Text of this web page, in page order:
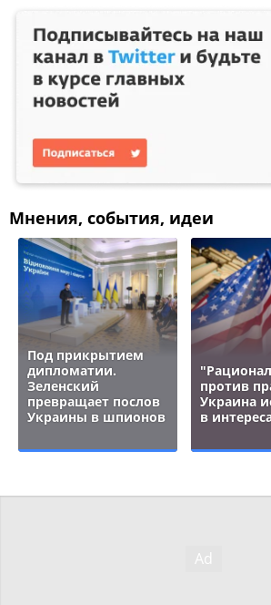
Мнения, события, идеи
Под прикрытием
дипломатии.
Зеленский
превращает послов
Украины в шпионов
против
Украина
в